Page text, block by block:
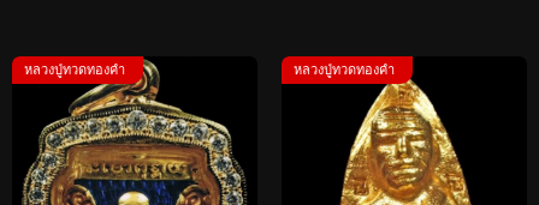
หลวงปู่ทวดทองคำ หลวงปู่ทวดทองคำ